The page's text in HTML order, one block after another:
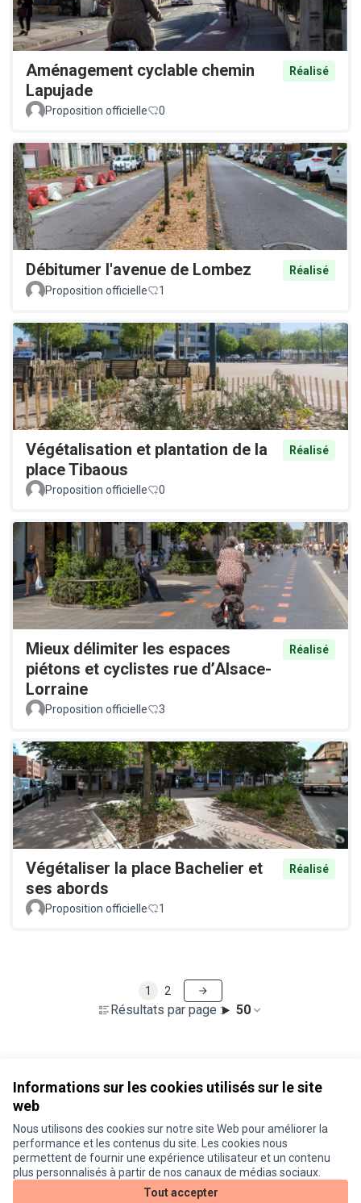
Informations sur les cookies utilisés sur le site
web
Nous utilisons des cookies sur notre site Web pour améliorer la
performance et les contenus du site. Les cookies nous
permettent de fournir une expérience utilisateur et un contenu
plus personnalisés à partir de nos canaux de médias sociaux.
Tout accepter
Aménagement cyclable chemin
Lapujade
Réalisé
Proposition officielle 0
Débitumer l'avenue de Lombez
Réalisé
Proposition officielle
1
Végétalisation et plantation de la
place Tibaous
Réalisé
Proposition officielle 0
Mieux délimiter les espaces
piétons et cyclistes rue d’Alsace-
Lorraine
Réalisé
Proposition officielle 3
Végétaliser la place Bachelier et
ses abords
Réalisé
Proposition officielle 1
Résultats par page : 50
1 2
Conditions d'utilisation
Paramètres des cookies
Je participe ! sur X
(Lien externe)
Je participe ! sur Facebook
Je participe ! sur Instagram